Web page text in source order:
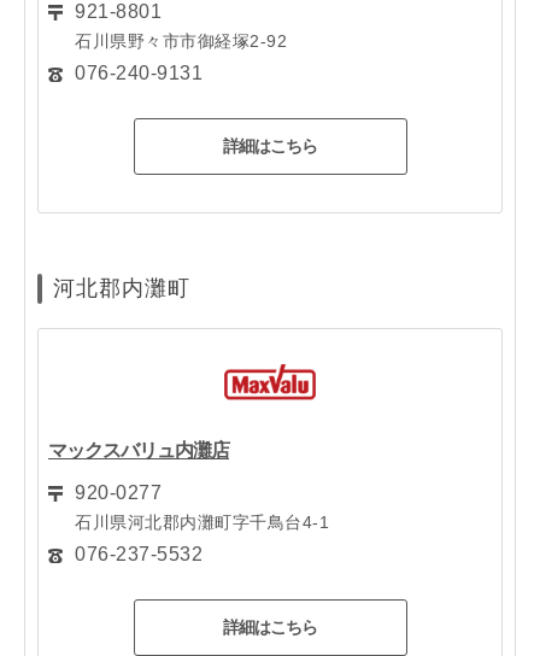
921-8801
石川県野々市市御経塚2-92
076-240-9131
詳細はこちら
河北郡内灘町
マックスバリュ内灘店
920-0277
石川県河北郡内灘町字千鳥台4-1
076-237-5532
詳細はこちら